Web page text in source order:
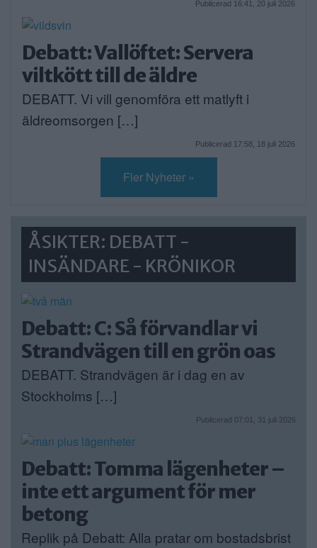
Publicerad 16:41, 20 juli 2026
Debatt: Vallöftet: Servera
viltkött till de äldre
DEBATT. Vi vill genomföra ett matlyft i
äldreomsorgen […]
Publicerad 17:58, 18 juli 2026
Fler Nyheter »
ÅSIKTER: DEBATT -
INSÄNDARE - KRÖNIKOR
Debatt: C: Så förvandlar vi
Strandvägen till en grön oas
DEBATT. Strandvägen är i dag en av
Stockholms […]
Publicerad 07:01, 31 juli 2026
Debatt: Tomma lägenheter –
inte ett argument för mer
betong
Replik på Debatt: Alla pratar om bostadsbrist